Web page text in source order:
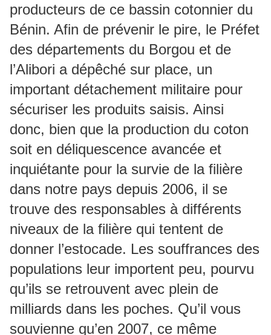
producteurs de ce bassin cotonnier du
Bénin. Afin de prévenir le pire, le Préfet
des départements du Borgou et de
l’Alibori a dépêché sur place, un
important détachement militaire pour
sécuriser les produits saisis. Ainsi
donc, bien que la production du coton
soit en déliquescence avancée et
inquiétante pour la survie de la filière
dans notre pays depuis 2006, il se
trouve des responsables à différents
niveaux de la filière qui tentent de
donner l’estocade. Les souffrances des
populations leur importent peu, pourvu
qu’ils se retrouvent avec plein de
milliards dans les poches. Qu’il vous
souvienne qu’en 2007, ce même